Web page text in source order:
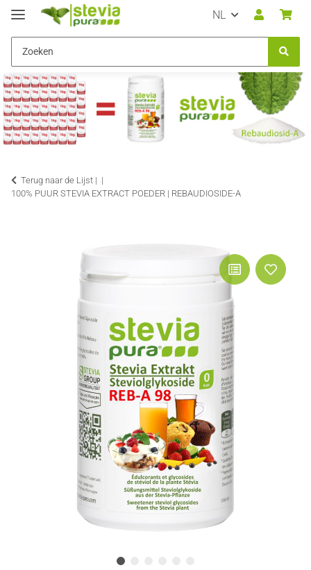
NL
Terug naar de Lijst |
100% PUUR STEVIA EXTRACT POEDER | REBAUDIOSIDE-A